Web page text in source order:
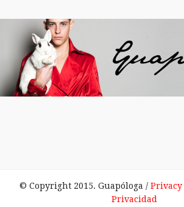
© Copyright 2015. Guapóloga / Privacy
Privacidad